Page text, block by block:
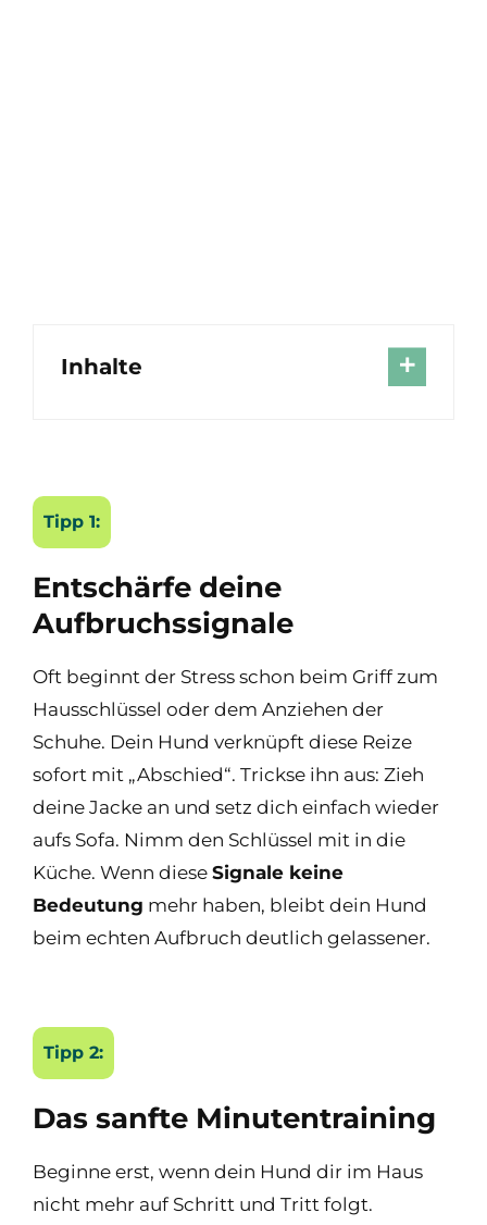
Inhalte
Tipp 1:
Entschärfe deine
Aufbruchssignale
Oft beginnt der Stress schon beim Griff zum
Hausschlüssel oder dem Anziehen der
Schuhe. Dein Hund verknüpft diese Reize
sofort mit „Abschied“. Trickse ihn aus: Zieh
deine Jacke an und setz dich einfach wieder
aufs Sofa. Nimm den Schlüssel mit in die
Küche. Wenn diese Signale keine
Bedeutung mehr haben, bleibt dein Hund
beim echten Aufbruch deutlich gelassener.
Tipp 2:
Das sanfte Minutentraining
Beginne erst, wenn dein Hund dir im Haus
nicht mehr auf Schritt und Tritt folgt.